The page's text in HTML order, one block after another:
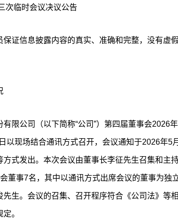
次临时会议决议公告
保证信息披露内容的真实、准确和完整，没有虚
限公司（以下简称“公司”）第四届董事会2026
以现场结合通讯方式召开，会议通知于2026年5
式发出。本次会议由董事长李征先生召集和主持
董事7名，其中以通讯方式出席会议的董事为独
生。会议的召集、召开程序符合《公司法》等
。